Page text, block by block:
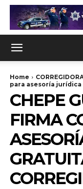
Home
para asesoría
CHEPE
FIRMA